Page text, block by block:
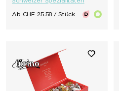
Ab CHF 25.58 / Stück